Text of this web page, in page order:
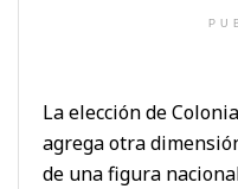
La elección de
agrega otra
de una figura